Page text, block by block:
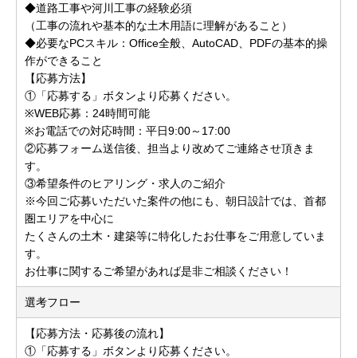
◆道路工事や河川工事の経験必須
（工事の流れや基本的な土木用語に理解があること）
◆必要なPCスキル：Office全般、AutoCAD、PDFの基本的操
作ができること
【応募方法】
①「応募する」ボタンより応募ください。
※WEB応募：24時間可能
※お電話での対応時間：平日9:00～17:00
②応募フォーム送信後、担当より改めてご連絡させ頂きま
す。
③希望条件のヒアリング・求人のご紹介
※今回ご応募いただいた案件の他にも、朝日設計では、首都
圏エリアを中心に
たくさんの土木・建築等に特化したお仕事をご用意していま
す。
お仕事に関するご希望があれば是非ご相談ください！
選考フロー
【応募方法・応募後の流れ】
①「応募する」ボタンより応募ください。